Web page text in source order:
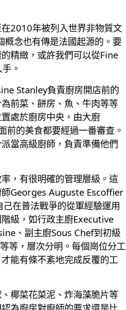
2010年被列入世界非物質文
念也有傳是法國起源的。要
精緻，或許我們可以從Fine
。
Stanley負責廚房開店前的
前菜、餅房、魚、牛肉等等
處於廚房中央，由大廚
前的美食都要經過一番審查。
當高級廚師，負責準備他們
，有很明確的管理層級。這
Georges Auguste Escoffier
在普法戰爭的從軍經驗運用
級，如行政主廚Executive
、副主廚Sous Chef到初級
等，層次分明。每個崗位分工
能有條不紊地完成反覆的工
椰菜花菜泥、炸海藻脆片等